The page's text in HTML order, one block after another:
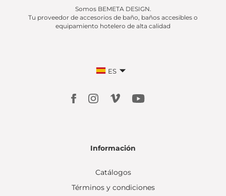
Somos BEMETA DESIGN.
Tu proveedor de accesorios de baño, baños accesibles o
equipamiento hotelero de alta calidad
ES
Información
Catálogos
Términos y condiciones